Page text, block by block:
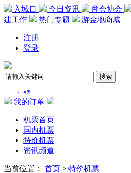
入城口 今日资讯 商会协会
建工作
热门专题 游金地商城
注册
登录
我的订单
机票首页
国内机票
特价机票
资讯频道
当前位置： 首页 > 特价机票